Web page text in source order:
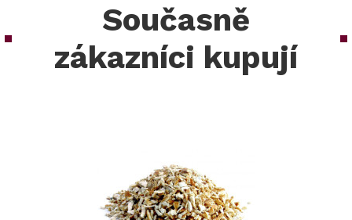
Současně
zákazníci kupují